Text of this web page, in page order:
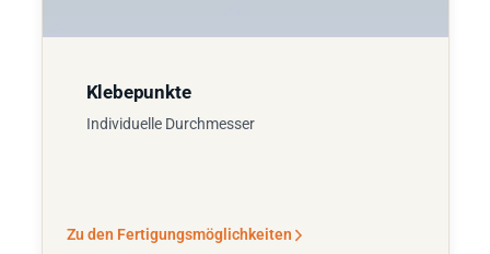
Klebepunkte
Individuelle Durchmesser
Zu den Fertigungsmöglichkeiten